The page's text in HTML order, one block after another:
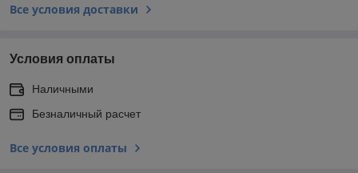
Все условия доставки
Условия оплаты
Наличными
Безналичный расчет
Все условия оплаты